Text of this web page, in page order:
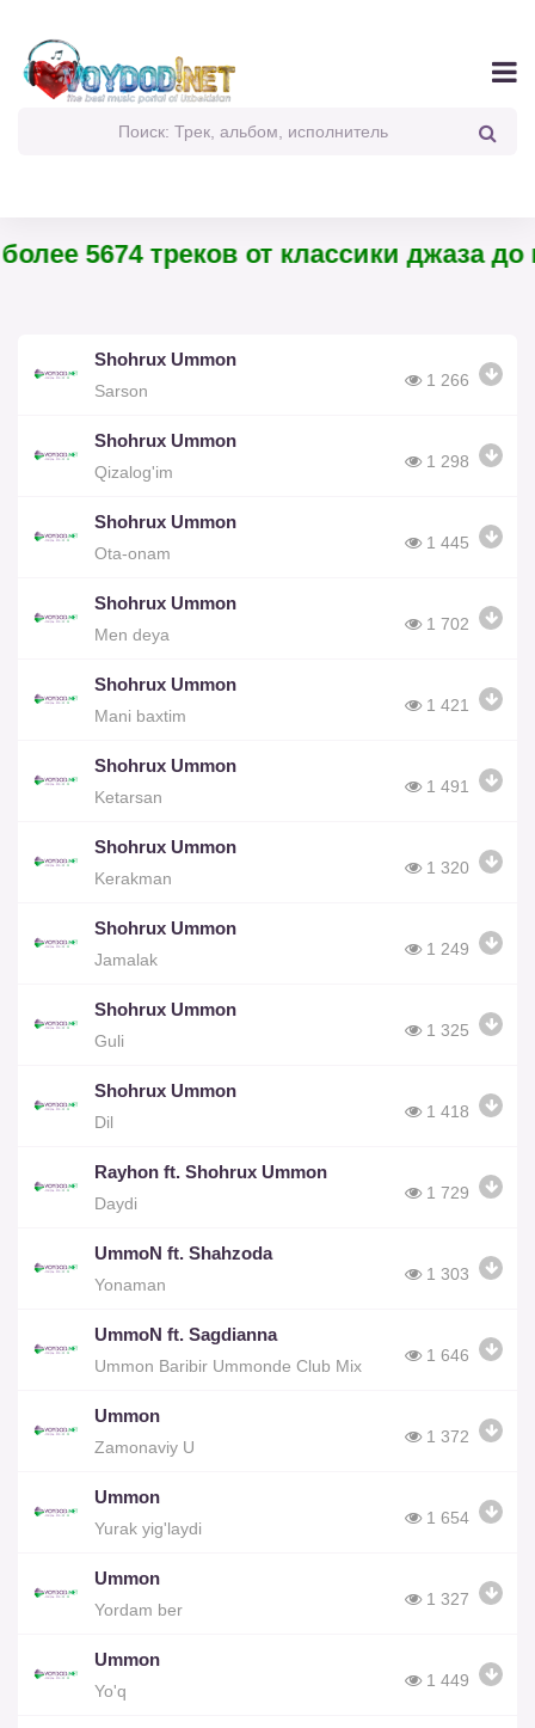
5674 треков от классики джаза до
Shohrux Ummon
Sarson
1 266
Shohrux Ummon
Qizalog'im
1 298
Shohrux Ummon
Ota-onam
1 445
Shohrux Ummon
Men deya
1 702
Shohrux Ummon
Mani baxtim
1 421
Shohrux Ummon
Ketarsan
1 491
Shohrux Ummon
Kerakman
1 320
Shohrux Ummon
Jamalak
1 249
Shohrux Ummon
Guli
1 325
Shohrux Ummon
Dil
1 418
Rayhon ft. Shohrux Ummon
Daydi
1 729
UmmoN ft. Shahzoda
Yonaman
1 303
UmmoN ft. Sagdianna
Ummon Baribir Ummonde Club Mix
1 646
Ummon
Zamonaviy U
1 372
Ummon
Yurak yig'laydi
1 654
Ummon
Yordam ber
1 327
Ummon
Yo'q
1 449